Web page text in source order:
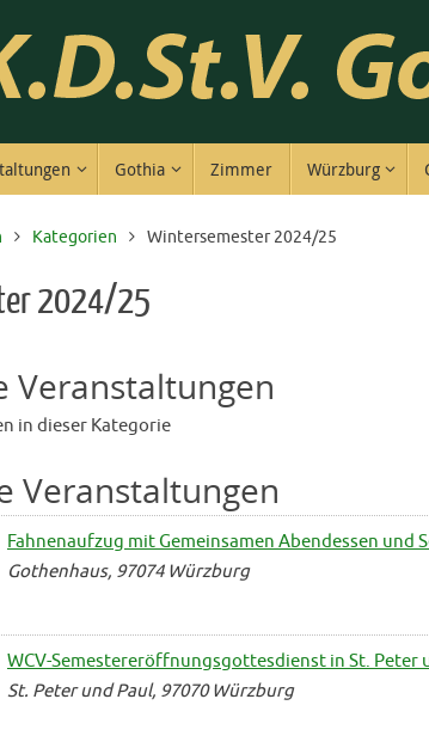
Gothia Zimmer Würzburg
Kategorien Wintersemester 2024/25
2024/25
Veranstaltungen
in dieser Kategorie
Veranstaltungen
Fahnenaufzug mit Gemeinsamen Abendessen und
Gothenhaus, 97074 Würzburg
WCV-Semestereröffnungsgottesdienst in St. Peter
St. Peter und Paul, 97070 Würzburg